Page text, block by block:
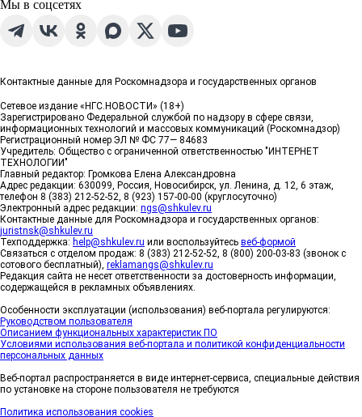
Мы в соцсетях
Контактные данные для Роскомнадзора и государственных органов
Сетевое издание «НГС.НОВОСТИ» (18+)
Зарегистрировано Федеральной службой по надзору в сфере связи,
информационных технологий и массовых коммуникаций (Роскомнадзор)
Регистрационный номер ЭЛ № ФС 77— 84683
Учредитель: Общество с ограниченной ответственностью "ИНТЕРНЕТ
ТЕХНОЛОГИИ"
Главный редактор: Громкова Елена Александровна
Адрес редакции: 630099, Россия, Новосибирск, ул. Ленина, д. 12, 6 этаж,
телефон 8 (383) 212-52-52, 8 (923) 157-00-00 (круглосуточно)
Электронный адрес редакции: ngs@shkulev.ru
Контактные данные для Роскомнадзора и государственных органов:
juristnsk@shkulev.ru
Техподдержка: help@shkulev.ru или воспользуйтесь веб-формой
Связаться с отделом продаж: 8 (383) 212-52-52, 8 (800) 200-03-83 (звонок с
сотового бесплатный), reklamangs@shkulev.ru
Редакция сайта не несет ответственности за достоверность информации,
содержащейся в рекламных объявлениях.
Особенности эксплуатации (использования) веб-портала регулируются:
Руководством пользователя
Описанием функциональных характеристик ПО
Условиями использования веб-портала и политикой конфиденциальности
персональных данных
Веб-портал распространяется в виде интернет-сервиса, специальные действия
по установке на стороне пользователя не требуются
Политика использования cookies